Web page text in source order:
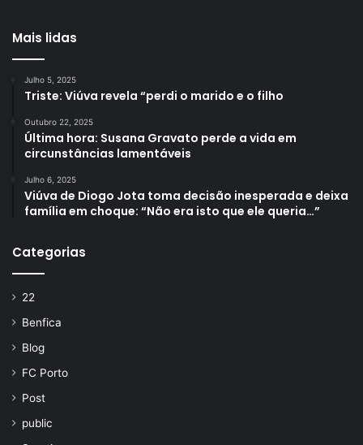
Mais lidas
Julho 5, 2025
Triste: Viúva revela “perdi o marido e o filho
Outubro 22, 2025
Última hora: Susana Gravato perde a vida em
circunstâncias lamentáveis
Julho 6, 2025
Viúva de Diogo Jota toma decisão inesperada e deixa
família em choque: “Não era isto que ele queria…”
Categorias
22
Benfica
Blog
FC Porto
Post
public